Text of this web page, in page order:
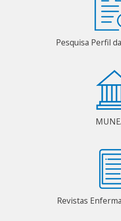
Pesquisa Perfil
Revistas